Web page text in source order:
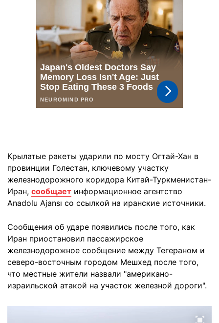
Крылатые ракеты ударили по мосту Огтай-Хан в
провинции Голестан, ключевому участку
железнодорожного коридора Китай-Туркменистан-
Иран, сообщает информационное агентство
Anadolu Ajansı со ссылкой на иранские источники.
Сообщения об ударе появились после того, как
Иран приостановил пассажирское
железнодорожное сообщение между Тегераном и
северо-восточным городом Мешхед после того,
что местные жители назвали "американо-
израильской атакой на участок железной дороги".